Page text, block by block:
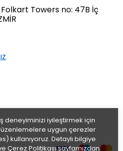
deneyiminizi iyileştirmek için
uygun çerezler
kullanıyoruz. Detaylı bilgiye
Çerez Politikasısayfamızdan
Towers no: 47B İç